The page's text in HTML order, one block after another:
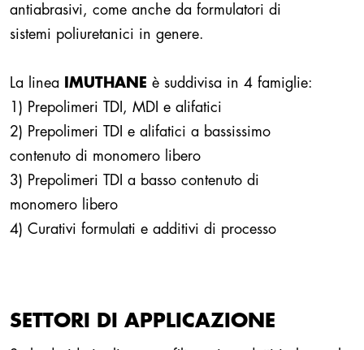
antiabrasivi, come anche da formulatori di
sistemi poliuretanici in genere.
La linea IMUTHANE è suddivisa in 4 famiglie:
1) Prepolimeri TDI, MDI e alifatici
2) Prepolimeri TDI e alifatici a bassissimo
contenuto di monomero libero
3) Prepolimeri TDI a basso contenuto di
monomero libero
4) Curativi formulati e additivi di processo
SETTORI DI APPLICAZIONE